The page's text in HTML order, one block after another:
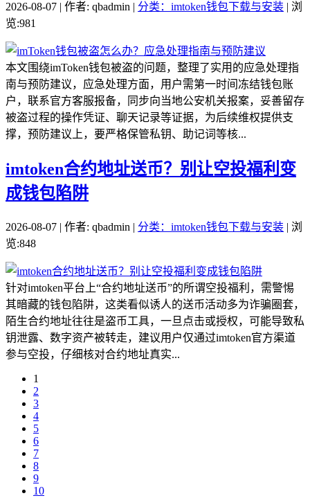
2026-08-07 | 作者: qbadmin | 分类：imtoken钱包下载与安装 | 浏
览:981
本文围绕imToken钱包被盗的问题，整理了实用的应急处理指
南与预防建议，应急处理方面，用户需第一时间冻结钱包账
户，联系官方客服报备，同步向当地公安机关报案，妥善留存
被盗过程的操作凭证、聊天记录等证据，为后续维权提供支
撑，预防建议上，要严格保管私钥、助记词等核...
imtoken合约地址送币？别让空投福利变
成钱包陷阱
2026-08-07 | 作者: qbadmin | 分类：imtoken钱包下载与安装 | 浏
览:848
针对imtoken平台上“合约地址送币”的所谓空投福利，需警惕
其暗藏的钱包陷阱，这类看似诱人的送币活动多为诈骗圈套，
陌生合约地址往往是盗币工具，一旦点击或授权，可能导致私
钥泄露、数字资产被转走，建议用户仅通过imtoken官方渠道
参与空投，仔细核对合约地址真实...
1
2
3
4
5
6
7
8
9
10